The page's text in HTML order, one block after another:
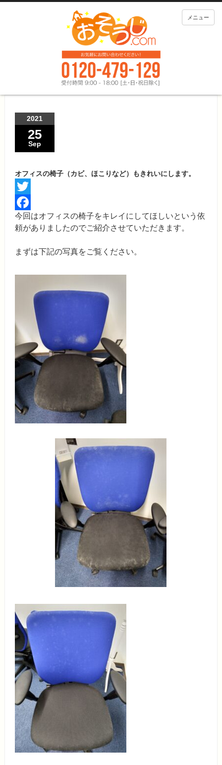
メニュー
2021
25
Sep
オフィスの椅子（カビ、ほこりなど）もきれいにします。
Twitter
Facebook
今回はオフィスの椅子をキレイにしてほしいという依
頼がありましたのでご紹介させていただきます。
まずは下記の写真をご覧ください。